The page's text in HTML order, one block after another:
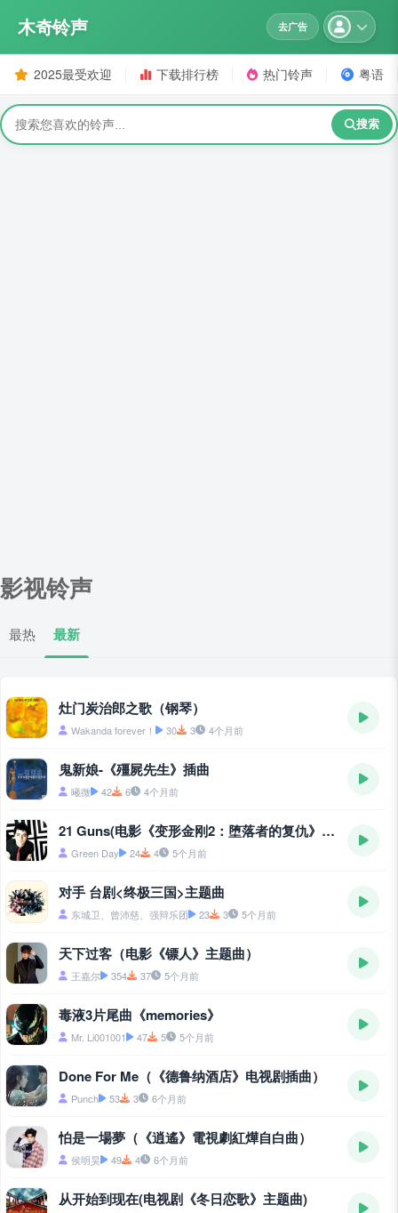
木奇铃声 去广告
2025最受欢迎 下载排行榜 热门铃声 粤语
搜索
影视铃声
最热 最新
灶门炭治郎之歌（钢琴）
Wakanda forever！ 30 3 4个月前
鬼新娘-《殭屍先生》插曲
曦微 42 6 4个月前
21 Guns(电影《变形金刚2：堕落者的复仇》插曲)
Green Day 24 4 5个月前
对手 台剧<终极三国>主题曲
东城卫、曾沛慈、强辩乐团 23 3 5个月前
天下过客（电影《镖人》主题曲）
王嘉尔 354 37 5个月前
毒液3片尾曲《memories》
Mr. Li001001 47 5 5个月前
Done For Me（《德鲁纳酒店》电视剧插曲）
Punch 53 3 6个月前
怕是一場夢（《逍遙》電視劇紅燁自白曲）
侯明昊 49 4 6个月前
从开始到现在(电视剧《冬日恋歌》主题曲)